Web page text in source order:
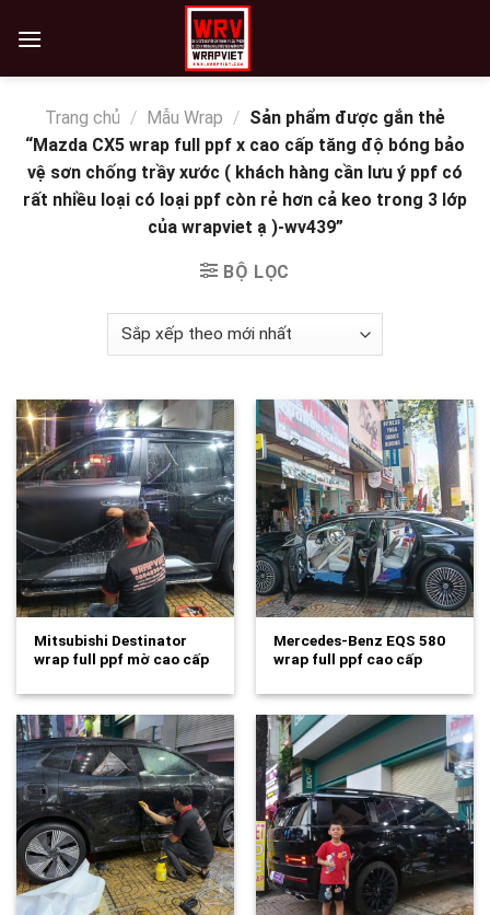
Trang chủ / Mẫu Wrap / Sản phẩm được gắn thẻ
“Mazda CX5 wrap full ppf x cao cấp tăng độ bóng bảo
vệ sơn chống trầy xước ( khách hàng cần lưu ý ppf có
rất nhiều loại có loại ppf còn rẻ hơn cả keo trong 3 lớp
của wrapviet ạ )-wv439”
BỘ LỌC
Mitsubishi Destinator
wrap full ppf mờ cao cấp
Mercedes-Benz EQS 580
wrap full ppf cao cấp